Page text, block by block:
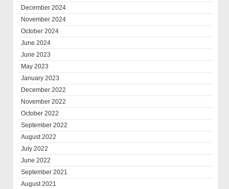
December 2024
November 2024
October 2024
June 2024
June 2023
May 2023
January 2023
December 2022
November 2022
October 2022
September 2022
August 2022
July 2022
June 2022
September 2021
August 2021